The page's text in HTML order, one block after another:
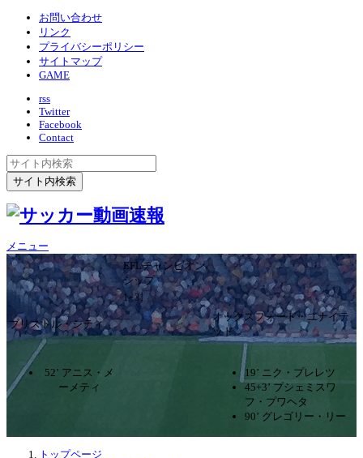
お問い合わせ
リンク
プライバシーポリシー
サイトマップ
GAME
rss
Twitter
Facebook
Contact
メニュー
EFLチャンピオン
シップ
1ｰ3
ブリストル・シティ
オックスフォード・ユナイテ
ッド
52’ アニス・メ
ーメティ
19’ ニク・プレレツ
45+3’ プシェミスワ
フ・プワヘタ
90’ グレゴリー・リー
トップページ